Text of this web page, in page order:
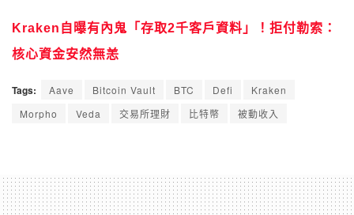
Kraken自曝有內鬼「存取2千客戶資料」！拒付勒索：
核心資金安然無恙
Tags: Aave Bitcoin Vault BTC Defi
Kraken
Morpho
Veda 交易所理財 比特幣 被動收入